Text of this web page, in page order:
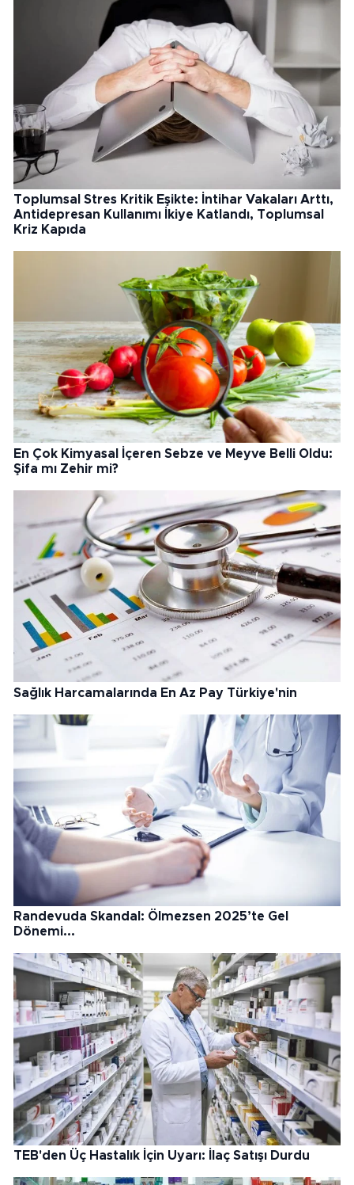
Toplumsal Stres Kritik Eşikte: İntihar Vakaları Arttı,
Antidepresan Kullanımı İkiye Katlandı, Toplumsal
Kriz Kapıda
En Çok Kimyasal İçeren Sebze ve Meyve Belli Oldu:
Şifa mı Zehir mi?
Sağlık Harcamalarında En Az Pay Türkiye'nin
Randevuda Skandal: Ölmezsen 2025’te Gel
Dönemi...
TEB'den Üç Hastalık İçin Uyarı: İlaç Satışı Durdu